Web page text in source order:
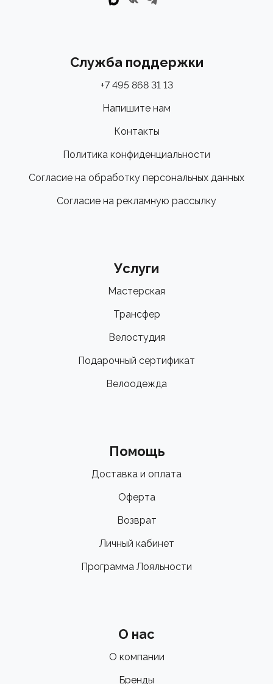
Служба поддержки
+7 495 868 31 13
Напишите нам
Контакты
Политика конфиденциальности
Согласие на обработку персональных данных
Согласие на рекламную рассылку
Услуги
Мастерская
Трансфер
Велостудия
Подарочный сертификат
Велоодежда
Помощь
Доставка и оплата
Оферта
Возврат
Личный кабинет
Программа Лояльности
О нас
О компании
Бренды